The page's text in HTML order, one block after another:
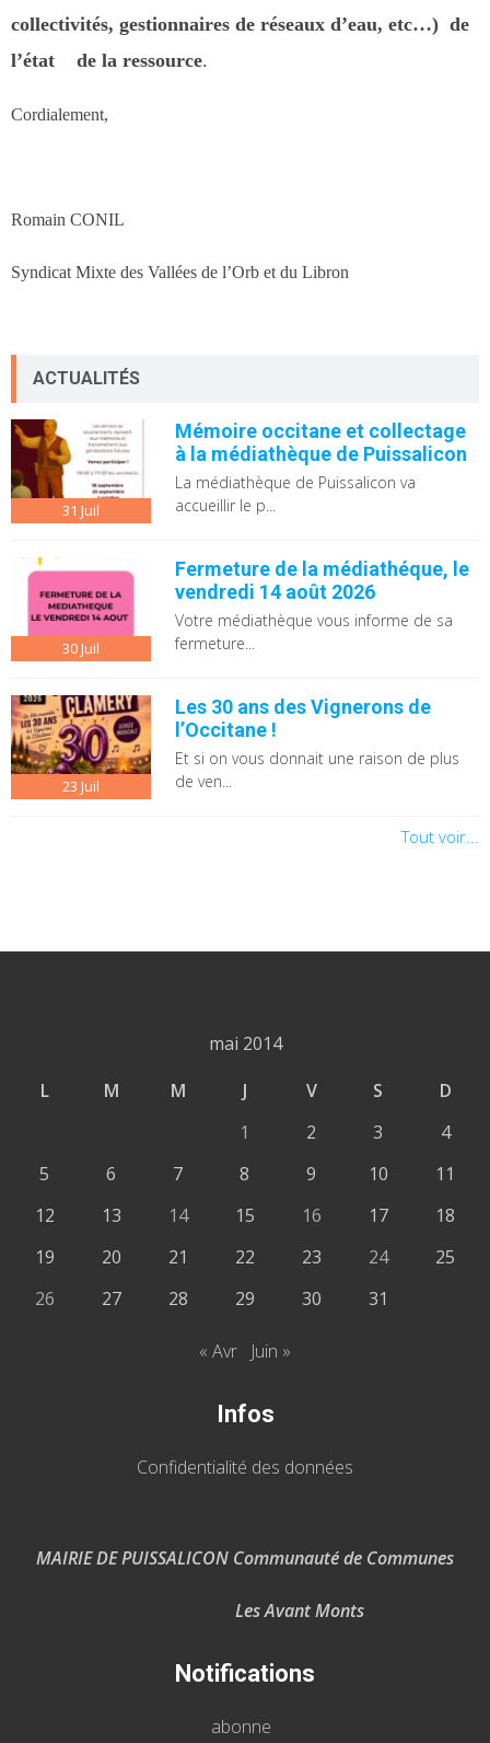
collectivités, gestionnaires de réseaux d’eau, etc…) de
l’état
de la ressource.
Cordialement,
Romain CONIL
Syndicat Mixte des Vallées de l’Orb et du Libron
ACTUALITÉS
31 Juil
Mémoire occitane et collectage
à la médiathèque de Puissalicon
La médiathèque de Puissalicon va
accueillir le p...
30Juil
Fermeture de la médiathéque, le
vendredi 14 août 2026
Votre médiathèque vous informe de sa
fermeture...
23 Juil
Les 30 ans des Vignerons de
l’Occitane !
Et si on vous donnait une raison de plus
de ven...
Tout voir...
mai 2014
L
M M J V S
D
1
2 3
4
5
6 7 8 9 10
11
12
13 14 15 16 17
18
19
20 21 22 23 24
25
26
27 28 29 30 31
« Avr Juin »
Infos
Confidentialité des données
MAIRIE DE PUISSALICON Communauté de Communes
Les Avant Monts
Notifications
abonne